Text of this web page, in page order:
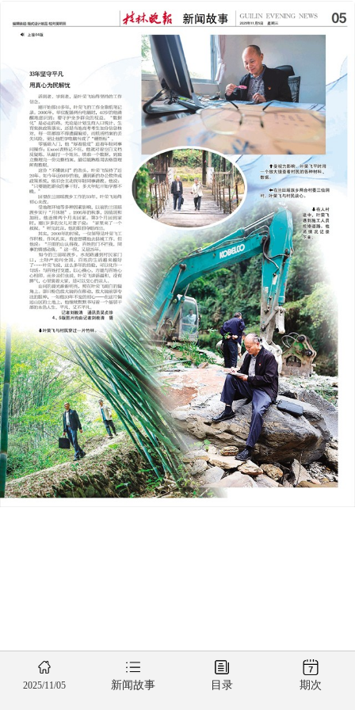
下一版
2025年11月05日
2025/11/05 新闻故事 目录 期次